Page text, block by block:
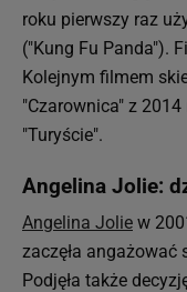
roku pierwszy raz
("Kung Fu Panda").
Kolejnym filmem
"Czarownica" z 2014
"Turyście".
Angelina Jolie:
Angelina Jolie w
zaczęła angażować
Podjęła także